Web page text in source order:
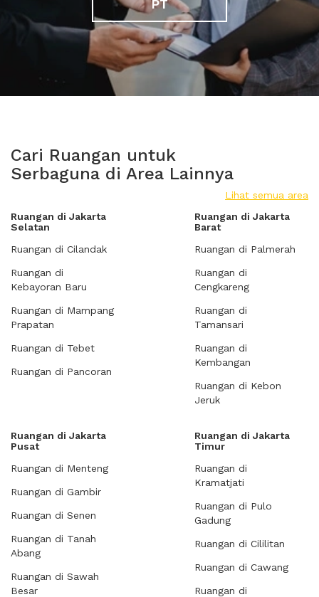
PT
Cari Ruangan untuk
Serbaguna di Area Lainnya
Lihat semua area
Ruangan di Jakarta
Selatan
Ruangan di Cilandak
Ruangan di
Kebayoran Baru
Ruangan di Mampang
Prapatan
Ruangan di Tebet
Ruangan di Pancoran
Ruangan di Jakarta
Barat
Ruangan di Palmerah
Ruangan di
Cengkareng
Ruangan di
Tamansari
Ruangan di
Kembangan
Ruangan di Kebon
Jeruk
Ruangan di Jakarta
Pusat
Ruangan di Menteng
Ruangan di Gambir
Ruangan di Senen
Ruangan di Tanah
Abang
Ruangan di Sawah
Besar
Ruangan di Jakarta
Timur
Ruangan di
Kramatjati
Ruangan di Pulo
Gadung
Ruangan di Cililitan
Ruangan di Cawang
Ruangan di